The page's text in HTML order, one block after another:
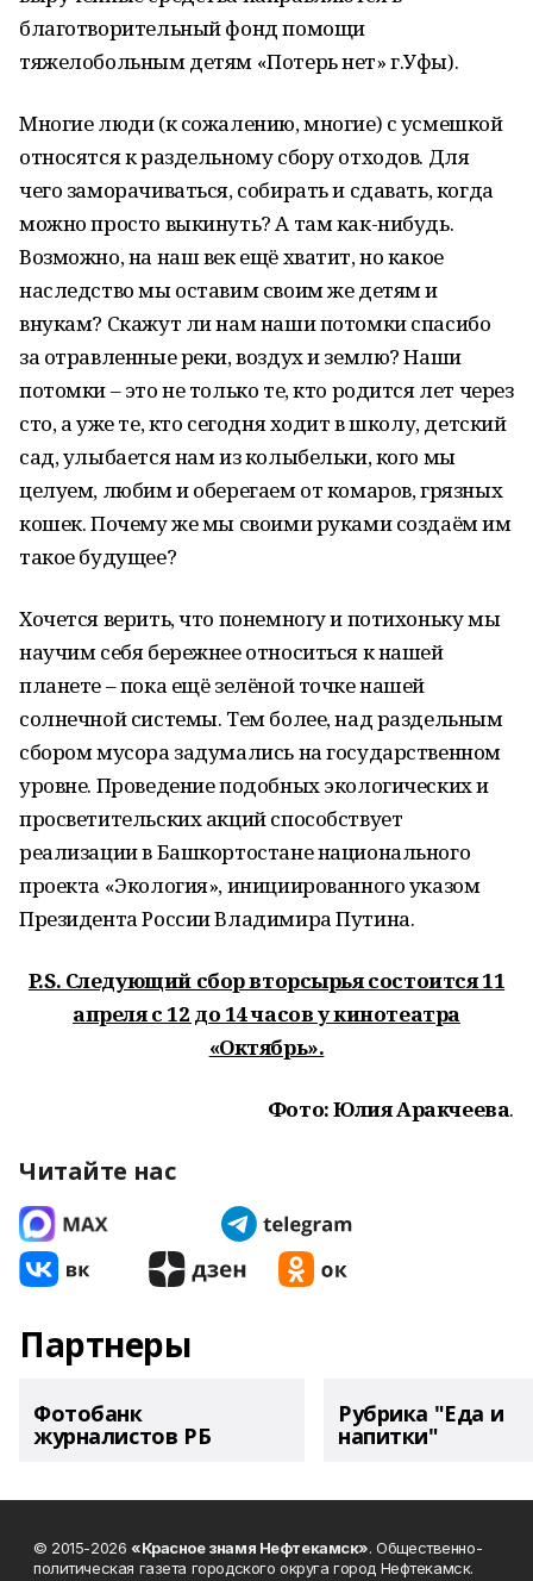
благотворительный фонд помощи
тяжелобольным детям «Потерь нет» г.Уфы).
Многие люди (к сожалению, многие) с усмешкой
относятся к раздельному сбору отходов. Для
чего заморачиваться, собирать и сдавать, когда
можно просто выкинуть? А там как-нибудь.
Возможно, на наш век ещё хватит, но какое
наследство мы оставим своим же детям и
внукам? Скажут ли нам наши потомки спасибо
за отравленные реки, воздух и землю? Наши
потомки – это не только те, кто родится лет через
сто, а уже те, кто сегодня ходит в школу, детский
сад, улыбается нам из колыбельки, кого мы
целуем, любим и оберегаем от комаров, грязных
кошек. Почему же мы своими руками создаём им
такое будущее?
Хочется верить, что понемногу и потихоньку мы
научим себя бережнее относиться к нашей
планете – пока ещё зелёной точке нашей
солнечной системы. Тем более, над раздельным
сбором мусора задумались на государственном
уровне. Проведение подобных экологических и
просветительских акций способствует
реализации в Башкортостане национального
проекта «Экология», инициированного указом
Президента России Владимира Путина.
P.S. Следующий сбор вторсырья состоится 11
апреля с 12 до 14 часов у кинотеатра
«Октябрь».
Фото: Юлия Аракчеева.
Читайте нас
Партнеры
Фотобанк
журналистов РБ
Рубрика "Еда и
напитки"
© 2015-2026 «Красное знамя Нефтекамск». Общественно-
политическая газета городского округа город Нефтекамск.